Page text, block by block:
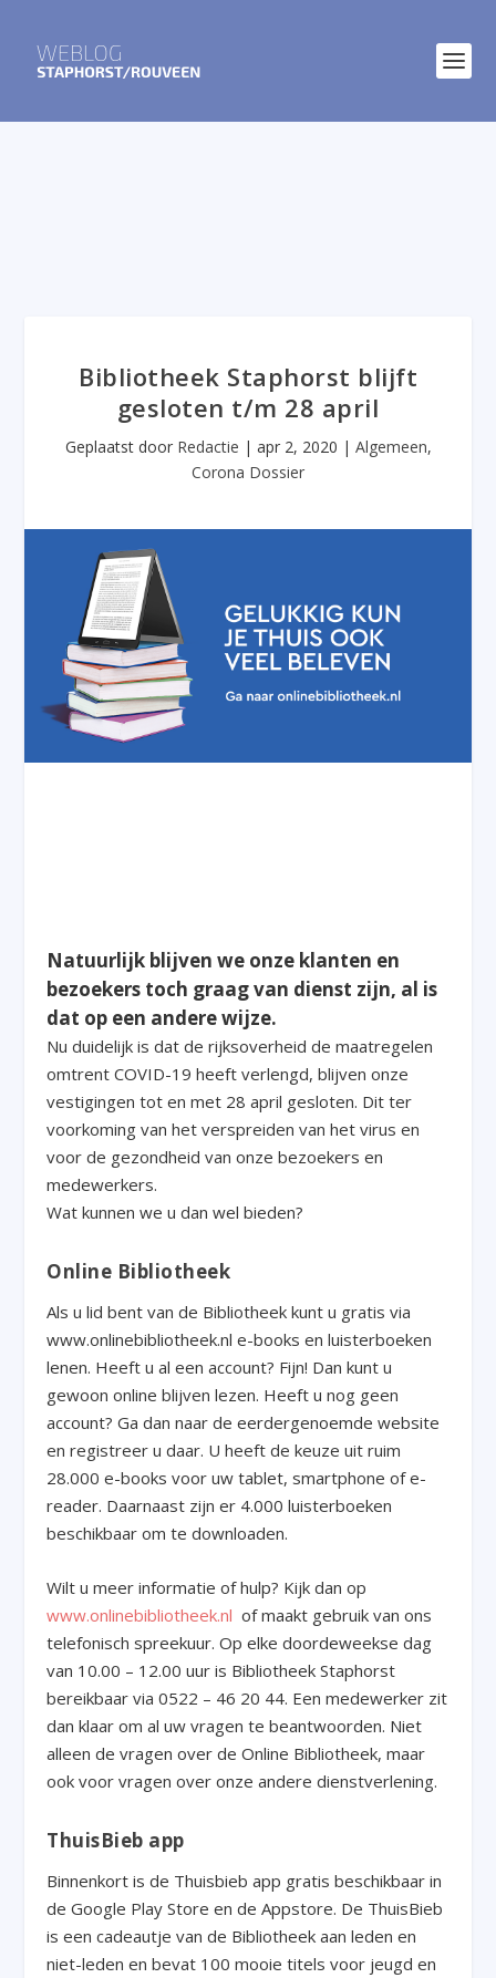
Bibliotheek Staphorst blijft
gesloten t/m 28 april
Geplaatst door Redactie | apr 2, 2020 | Algemeen,
Corona Dossier
Natuurlijk blijven we onze klanten en
bezoekers toch graag van dienst zijn, al is
dat op een andere wijze.
Nu duidelijk is dat de rijksoverheid de maatregelen
omtrent COVID-19 heeft verlengd, blijven onze
vestigingen tot en met 28 april gesloten. Dit ter
voorkoming van het verspreiden van het virus en
voor de gezondheid van onze bezoekers en
medewerkers.
Wat kunnen we u dan wel bieden?
Online Bibliotheek
Als u lid bent van de Bibliotheek kunt u gratis via
www.onlinebibliotheek.nl e-books en luisterboeken
lenen. Heeft u al een account? Fijn! Dan kunt u
gewoon online blijven lezen. Heeft u nog geen
account? Ga dan naar de eerdergenoemde website
en registreer u daar. U heeft de keuze uit ruim
28.000 e-books voor uw tablet, smartphone of e-
reader. Daarnaast zijn er 4.000 luisterboeken
beschikbaar om te downloaden.
Wilt u meer informatie of hulp? Kijk dan op
www.onlinebibliotheek.nl of maakt gebruik van ons
telefonisch spreekuur. Op elke doordeweekse dag
van 10.00 – 12.00 uur is Bibliotheek Staphorst
bereikbaar via 0522 – 46 20 44. Een medewerker zit
dan klaar om al uw vragen te beantwoorden. Niet
alleen de vragen over de Online Bibliotheek, maar
ook voor vragen over onze andere dienstverlening.
ThuisBieb app
Binnenkort is de Thuisbieb app gratis beschikbaar in
de Google Play Store en de Appstore. De ThuisBieb
is een cadeautje van de Bibliotheek aan leden en
niet-leden en bevat 100 mooie titels voor jeugd en